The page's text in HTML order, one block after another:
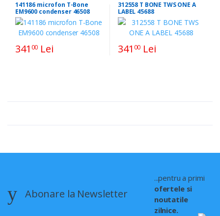
Scule si dispozitive
Sisteme fotovoltaice
141186 microfon T-Bone
EM9600 condenser 46508
341 00 Lei
312558 T BONE TWS ONE A
LABEL 45688
341 00 Lei
Abonare la Newsletter
...pentru a primi
ofertele si
noutatile
zilnice.